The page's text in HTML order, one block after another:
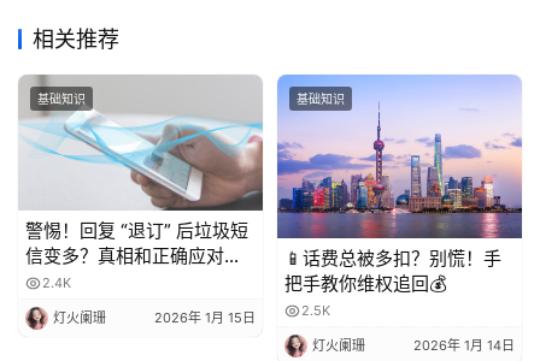
相关推荐
基础知识
警惕！回复 “退订” 后垃圾短
信变多？真相和正确应对方
法都在这
2.4K
灯火阑珊 2026年 1月 15日
基础知识
📱话费总被多扣？别慌！手
把手教你维权追回💰
2.5K
灯火阑珊 2026年 1月 14日